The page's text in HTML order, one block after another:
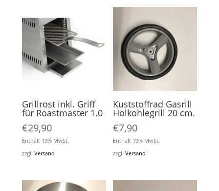
Grillrost inkl. Griff
für Roastmaster 1.0
€29,90
Enthält 19% MwSt.
zzgl. Versand
Kuststoffrad Gasrill
Holkohlegrill 20 cm.
€7,90
Enthält 19% MwSt.
zzgl.Versand